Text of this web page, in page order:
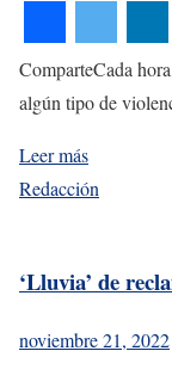
ComparteCada
algún tipo de
Leer más
Redacción
‘Lluvia’ de
noviembre 21, 2022